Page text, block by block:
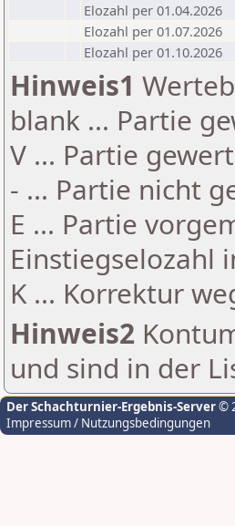
Elozahl per 01.04.2026
Elozahl per 01.07.2026
Elozahl per 01.10.2026
Hinweis1
blank ... Partie
V ... Partie
- ... Partie nicht
E ... Partie
Einstiegselozahl
K ... Korrektur
Hinweis2
und sind in der
Der Schachturnier-Ergebnis-Server©
Impressum / Nutzungsbedingungen